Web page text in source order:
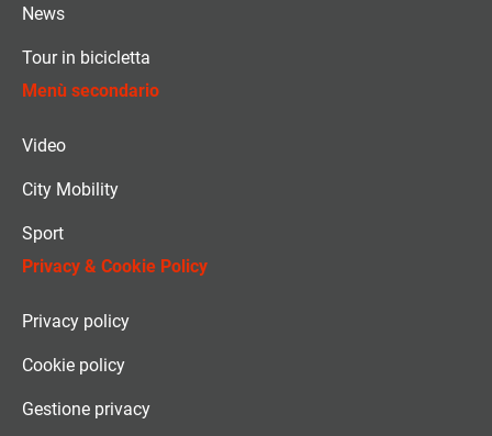
News
Tour in bicicletta
Menù secondario
Video
City Mobility
Sport
Privacy & Cookie Policy
Privacy policy
Cookie policy
Gestione privacy